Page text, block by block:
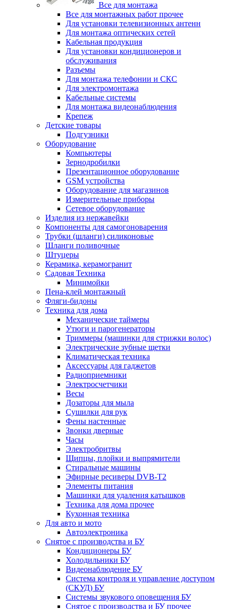
Все для монтажа
Все для монтажных работ прочее
Для установки телевизионных антенн
Для монтажа оптических сетей
Кабельная продукция
Для установки кондиционеров и
обслуживания
Разъемы
Для монтажа телефонии и СКС
Для электромонтажа
Кабельные системы
Для монтажа видеонаблюдения
Крепеж
Детские товары
Подгузники
Оборудование
Компьютеры
Зернодробилки
Презентационное оборудование
GSM устройства
Оборудование для магазинов
Измерительные приборы
Сетевое оборудование
Изделия из нержавейки
Компоненты для самогоноварения
Трубки (шланги) силиконовые
Шланги поливочные
Штуцеры
Керамика, керамогранит
Садовая Техника
Минимойки
Пена-клей монтажный
Фляги-бидоны
Техника для дома
Механические таймеры
Утюги и парогенераторы
Триммеры (машинки для стрижки волос)
Электрические зубные щетки
Климатическая техника
Аксессуары для гаджетов
Радиоприемники
Электросчетчики
Весы
Дозаторы для мыла
Сушилки для рук
Фены настенные
Звонки дверные
Часы
Электробритвы
Щипцы, плойки и выпрямители
Стиральные машины
Эфирные ресиверы DVB-T2
Элементы питания
Машинки для удаления катышков
Техника для дома прочее
Кухонная техника
Для авто и мото
Автоэлектроника
Снятое с производства и БУ
Кондиционеры БУ
Холодильники БУ
Видеонаблюдение БУ
Система контроля и управление доступом
(СКУД) БУ
Системы звукового оповещения БУ
Снятое с производства и БУ прочее